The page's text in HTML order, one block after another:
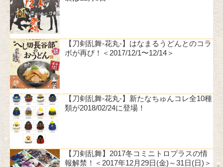
【刀剣乱舞-花丸-】はなまるうどんとのコラ
ボが再び！＜2017/12/1〜12/14＞
【刀剣乱舞-花丸-】新たなちゅんコレ全10種
類が2018/02/24に登場！
【刀剣乱舞】2017冬コミニトロプラスの情
報解禁！＜2017年12月29日(金)～31日(日)＞